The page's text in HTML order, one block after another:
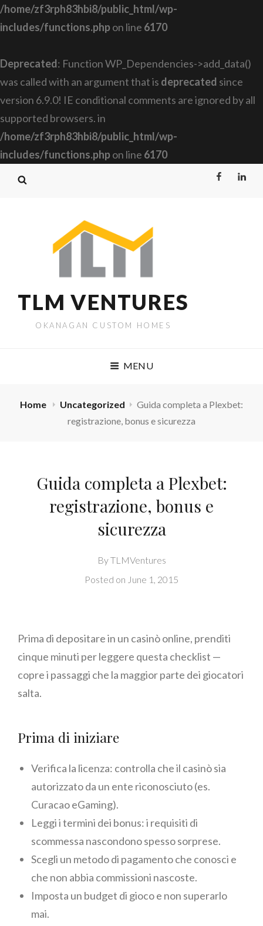
/home/zf3rph83hbi8/public_html/wp-
includes/functions.phpon line 6170
Deprecated: Function WP_Dependencies->add_data()
was called with an argument that is deprecated since
version 6.9.0! IE conditional comments are ignored by all
supported browsers. in
/home/zf3rph83hbi8/public_html/wp-
includes/functions.phpon line 6170
Facebook
TLM VENTURES
OKANAGAN CUSTOM HOMES
MENU
Home Uncategorized
Guida completa a Plexbet:
registrazione, bonus e sicurezza
Guida completa a Plexbet:
registrazione, bonus e
sicurezza
ByTLMVentures
Posted on June 1, 2015
Prima di depositare in un casinò online, prenditi
cinque minuti per leggere questa checklist —
copre i passaggi che la maggior parte dei giocatori
salta.
Prima di iniziare
Verifica la licenza: controlla che il casinò sia
autorizzato da un ente riconosciuto (es.
Curacao eGaming).
Leggi i termini dei bonus: i requisiti di
scommessa nascondono spesso sorprese.
Scegli un metodo di pagamento che conosci e
che non abbia commissioni nascoste.
Imposta un budget di gioco e non superarlo
mai.